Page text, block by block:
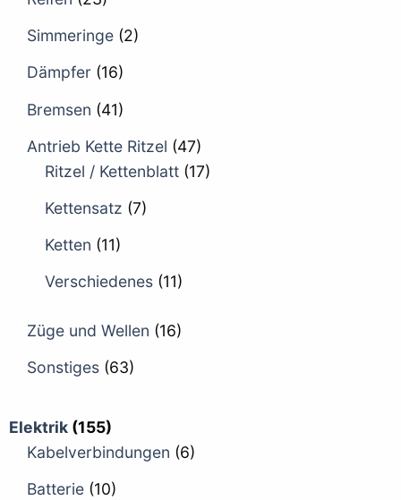
Simmeringe (2)
Dämpfer (16)
Bremsen (41)
Antrieb Kette Ritzel (47)
Ritzel / Kettenblatt (17)
Kettensatz (7)
Ketten (11)
Verschiedenes (11)
Züge und Wellen (16)
Sonstiges (63)
Elektrik (155)
Kabelverbindungen (6)
Batterie (10)